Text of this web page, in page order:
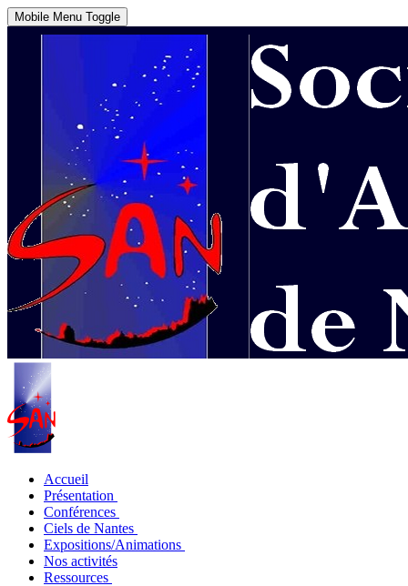
Mobile Menu Toggle
Accueil
Présentation
Conférences
Ciels de Nantes
Expositions/Animations
Nos activités
Ressources